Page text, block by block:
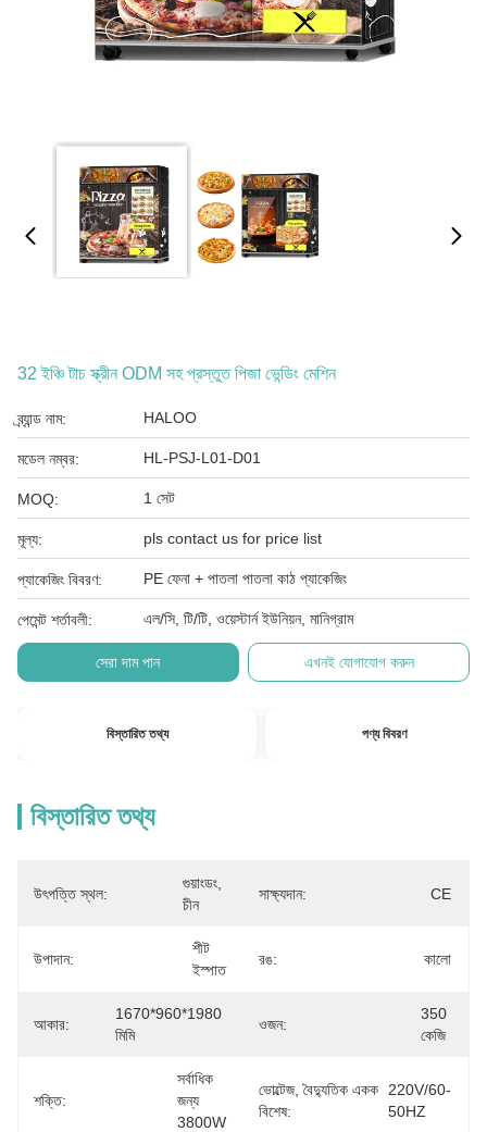
32 ইঞ্চি টাচ স্ক্রীন ODM সহ প্রস্তুত পিজা ভেন্ডিং মেশিন
ব্র্যান্ড নাম: HALOO
মডেল নম্বর: HL-PSJ-L01-D01
MOQ: 1 সেট
মূল্য: pls contact us for price list
প্যাকেজিং বিবরণ: PE ফেনা + পাতলা পাতলা কাঠ প্যাকেজিং
পেমেন্ট শর্তাবলী: এল/সি, টি/টি, ওয়েস্টার্ন ইউনিয়ন, মানিগ্রাম
সেরা দাম পান এখনই যোগাযোগ করুন
বিস্তারিত তথ্য পণ্য বিবরণ
বিস্তারিত তথ্য
উৎপত্তি স্থল:
গুয়াংডং,
চীন
সাক্ষ্যদান: CE
উপাদান:
শীট
ইস্পাত
রঙ: কালো
আকার:
1670*960*1980
মিমি
ওজন:
350
কেজি
শক্তি:
সর্বাধিক
জন্য
3800W
ভোল্টেজ, বৈদ্যুতিক একক
বিশেষ:
220V/60-
50HZ